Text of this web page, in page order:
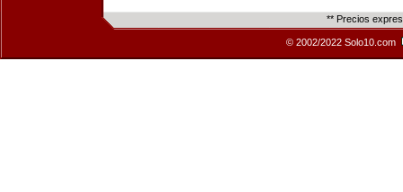
** Precios
© 2002/2022 Solo10.com